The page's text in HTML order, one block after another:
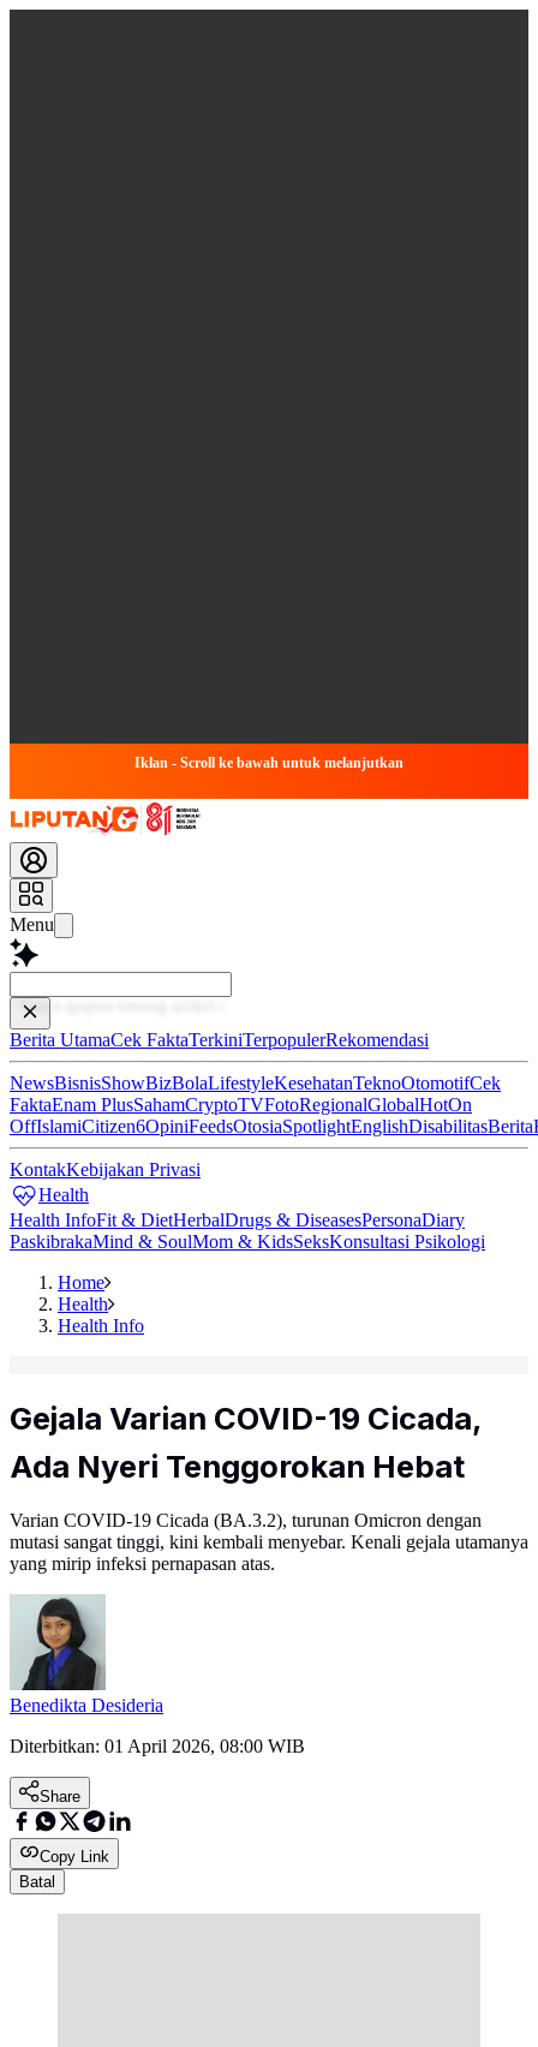
Iklan - Scroll ke bawah untuk melanjutkan
Menu
Bac
Berita UtamaCek FaktaTerkiniTerpopulerRekomendasi
NewsBisnisShowBizBolaLifestyleKesehatanTeknoOtomotifCek
FaktaEnam PlusSahamCryptoTVFotoRegionalGlobalHotOn
OffIslamiCitizen6OpiniFeedsOtosiaSpotlightEnglishDisabilitasBerita
KontakKebijakan Privasi
Health
Health InfoFit & DietHerbalDrugs & DiseasesPersonaDiary
PaskibrakaMind & SoulMom & KidsSeksKonsultasi Psikologi
Home
Health
Health Info
Gejala Varian COVID-19 Cicada,
Ada Nyeri Tenggorokan Hebat
Varian COVID-19 Cicada (BA.3.2), turunan Omicron dengan
mutasi sangat tinggi, kini kembali menyebar. Kenali gejala utamanya
yang mirip infeksi pernapasan atas.
Benedikta Desideria
Diterbitkan: 01 April 2026, 08:00 WIB
Share
Copy Link
Batal